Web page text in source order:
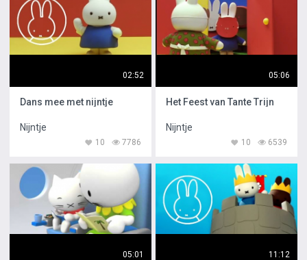
02:52
Dans mee met nijntje
Nijntje
7786
10
05:06
Het Feest van Tante Trijn
Nijntje
6539
10
05:01 11:12